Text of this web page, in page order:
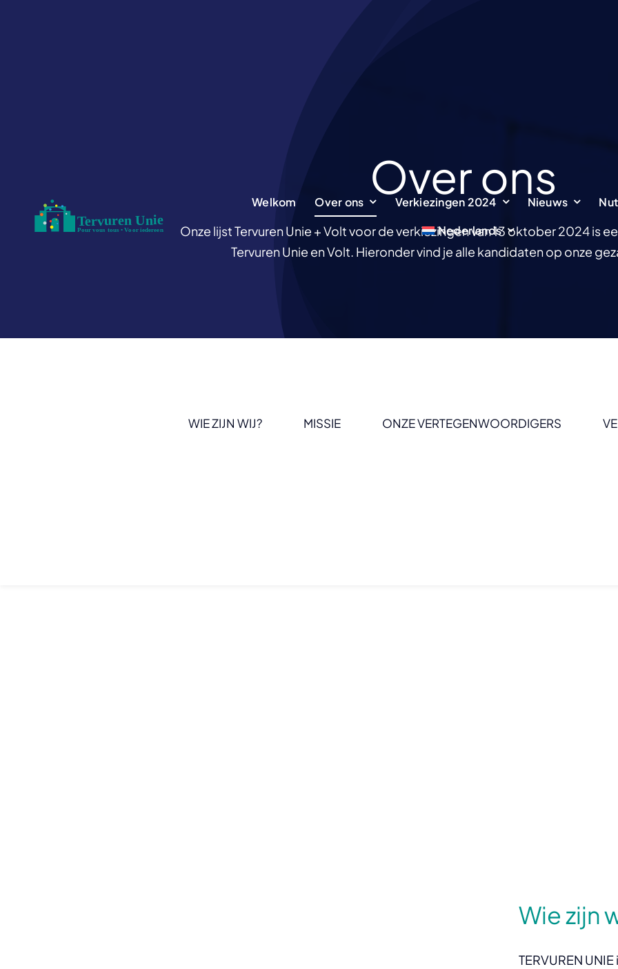
Welkom Over ons Verkiezingen 2024 Nieuws
Nederlands
Welkom Over ons Verkiezingen 2024 Nieuws
Nederlands
Over ons
Onze lijst Tervuren Unie + Volt voor de verkiezingen van 13 oktober 2024 is
Tervuren Unie en Volt. Hieronder vind je alle kandidaten op onze
WIE ZIJN WIJ? MISSIE ONZE VERTEGENWOORDIGERS
Wie zijn
TERVUREN